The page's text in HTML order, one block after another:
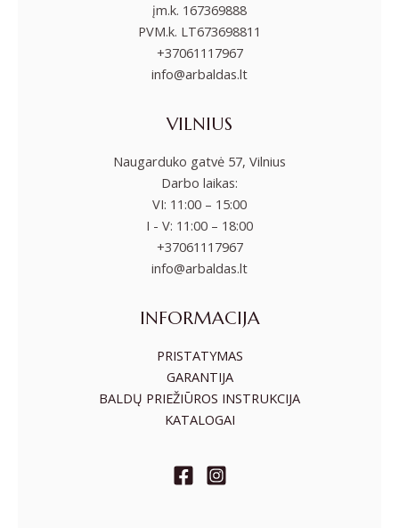
įm.k. 167369888
PVM.k. LT673698811
+37061117967
info@arbaldas.lt
VILNIUS
Naugarduko gatvė 57, Vilnius
Darbo laikas:
VI: 11:00 – 15:00
I - V: 11:00 – 18:00
+37061117967
info@arbaldas.lt
INFORMACIJA
PRISTATYMAS
GARANTIJA
BALDŲ PRIEŽIŪROS INSTRUKCIJA
KATALOGAI